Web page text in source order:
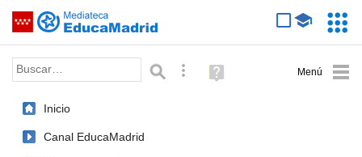
Saltar navegación
Palabra o frase: Búsqueda avanzada
Ayuda
(en
Inicio
Canal EducaMadrid